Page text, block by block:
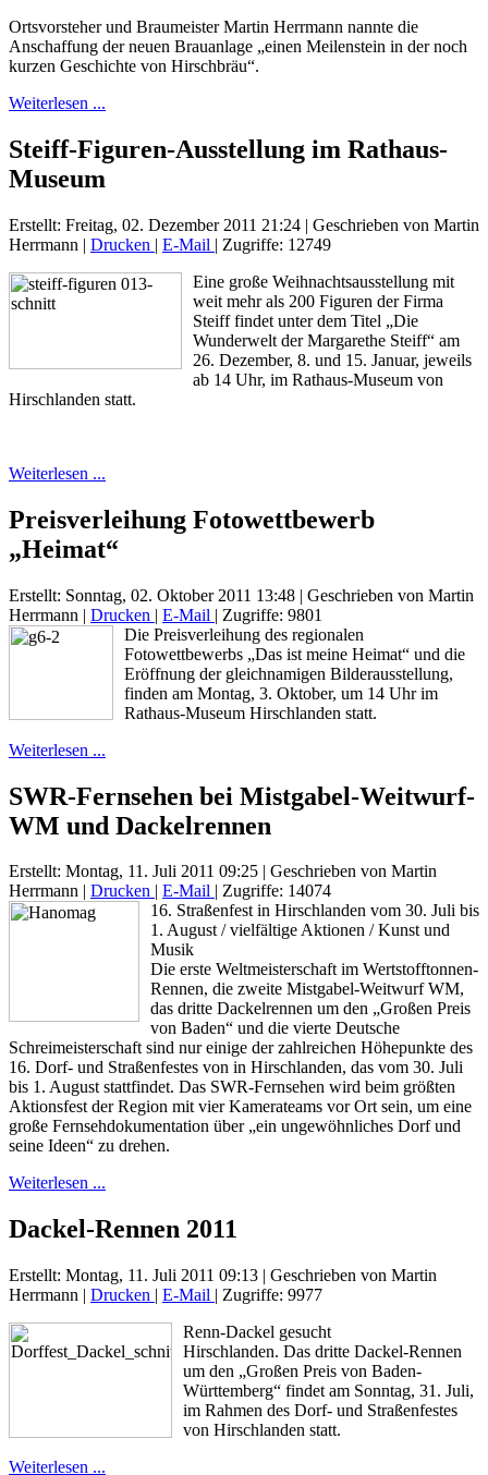
Ortsvorsteher und Braumeister Martin Herrmann nannte die
Anschaffung der neuen Brauanlage „einen Meilenstein in der noch
kurzen Geschichte von Hirschbräu“.
Weiterlesen ...
Steiff-Figuren-Ausstellung im Rathaus-
Museum
Erstellt: Freitag, 02. Dezember 2011 21:24 | Geschrieben von Martin
Herrmann | Drucken | E-Mail | Zugriffe: 12749
Eine große Weihnachtsausstellung mit
weit mehr als 200 Figuren der Firma
Steiff findet unter dem Titel „Die
Wunderwelt der Margarethe Steiff“ am
26. Dezember, 8. und 15. Januar, jeweils
ab 14 Uhr, im Rathaus-Museum von
Hirschlanden statt.
Weiterlesen ...
Preisverleihung Fotowettbewerb
„Heimat“
Erstellt: Sonntag, 02. Oktober 2011 13:48 | Geschrieben von Martin
Herrmann | Drucken | E-Mail | Zugriffe: 9801
Die Preisverleihung des regionalen
Fotowettbewerbs „Das ist meine Heimat“ und die
Eröffnung der gleichnamigen Bilderausstellung,
finden am Montag, 3. Oktober, um 14 Uhr im
Rathaus-Museum Hirschlanden statt.
Weiterlesen ...
SWR-Fernsehen bei Mistgabel-Weitwurf-
WM und Dackelrennen
Erstellt: Montag, 11. Juli 2011 09:25 | Geschrieben von Martin
Herrmann | Drucken | E-Mail | Zugriffe: 14074
16. Straßenfest in Hirschlanden vom 30. Juli bis
1. August / vielfältige Aktionen / Kunst und
Musik
Die erste Weltmeisterschaft im Wertstofftonnen-
Rennen, die zweite Mistgabel-Weitwurf WM,
das dritte Dackelrennen um den „Großen Preis
von Baden“ und die vierte Deutsche
Schreimeisterschaft sind nur einige der zahlreichen Höhepunkte des
16. Dorf- und Straßenfestes von in Hirschlanden, das vom 30. Juli
bis 1. August stattfindet. Das SWR-Fernsehen wird beim größten
Aktionsfest der Region mit vier Kamerateams vor Ort sein, um eine
große Fernsehdokumentation über „ein ungewöhnliches Dorf und
seine Ideen“ zu drehen.
Weiterlesen ...
Dackel-Rennen 2011
Erstellt: Montag, 11. Juli 2011 09:13 | Geschrieben von Martin
Herrmann | Drucken | E-Mail | Zugriffe: 9977
Renn-Dackel gesucht
Hirschlanden. Das dritte Dackel-Rennen
um den „Großen Preis von Baden-
Württemberg“ findet am Sonntag, 31. Juli,
im Rahmen des Dorf- und Straßenfestes
von Hirschlanden statt.
Weiterlesen ...